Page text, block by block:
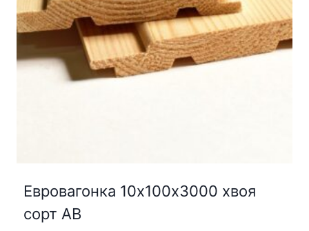
Евровагонка 10х100х3000 хвоя
сорт АВ